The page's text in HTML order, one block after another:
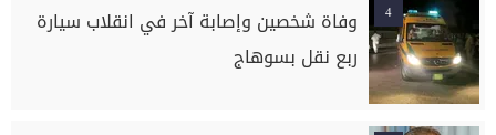
4
وفاة شخصين وإصابة آخر في انقلاب سيارة
ربع نقل بسوهاج